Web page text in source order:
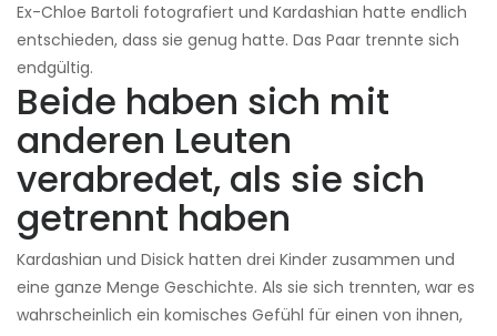
Ex-Chloe Bartoli fotografiert und Kardashian hatte endlich
entschieden, dass sie genug hatte. Das Paar trennte sich
endgültig.
Beide haben sich mit
anderen Leuten
verabredet, als sie sich
getrennt haben
Kardashian und Disick hatten drei Kinder zusammen und
eine ganze Menge Geschichte. Als sie sich trennten, war es
wahrscheinlich ein komisches Gefühl für einen von ihnen,